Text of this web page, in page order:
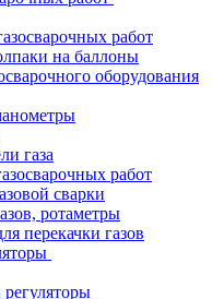
работ
на баллоны
оборудования
газа
работ
сварки
ротаметры
перекачки газов